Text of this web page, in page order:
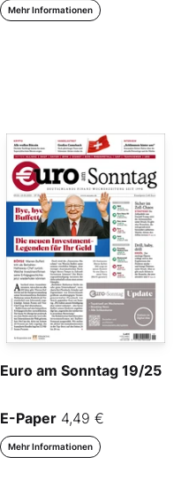
Mehr Informationen
Euro am Sonntag 19/25
E-Paper 4,49 €
Mehr Informationen